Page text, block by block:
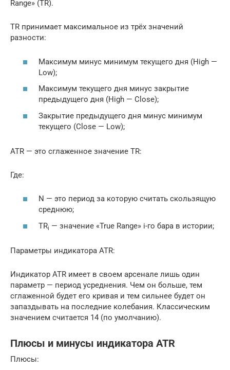
Range» (TR).
TR принимает максимальное из трёх значений
разности:
Максимум минус минимум текущего дня (High —
Low);
Максимум текущего дня минус закрытие
предыдущего дня (High — Close);
Закрытие предыдущего дня минус минимум
текущего (Close — Low);
ATR — это сглаженное значение TR:
Где:
N — это период за которую считать скользящую
среднюю;
TRi — значение «True Range» i-го бара в истории;
Параметры индикатора ATR:
Индикатор ATR имеет в своем арсенале лишь один
параметр — период усреднения. Чем он больше, тем
сглаженной будет его кривая и тем сильнее будет он
запаздывать на последние колебания. Классическим
значением считается 14 (по умолчанию).
Плюсы и минусы индикатора ATR
Плюсы: